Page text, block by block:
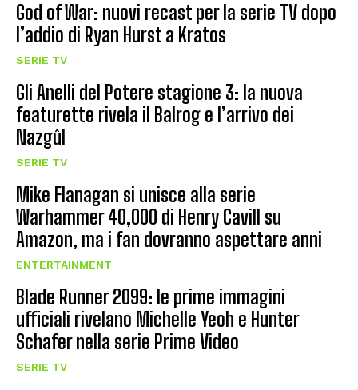
God of War: nuovi recast per la serie TV dopo
l’addio di Ryan Hurst a Kratos
SERIE TV
Gli Anelli del Potere stagione 3: la nuova
featurette rivela il Balrog e l’arrivo dei
Nazgûl
SERIE TV
Mike Flanagan si unisce alla serie
Warhammer 40,000 di Henry Cavill su
Amazon, ma i fan dovranno aspettare anni
ENTERTAINMENT
Blade Runner 2099: le prime immagini
ufficiali rivelano Michelle Yeoh e Hunter
Schafer nella serie Prime Video
SERIE TV